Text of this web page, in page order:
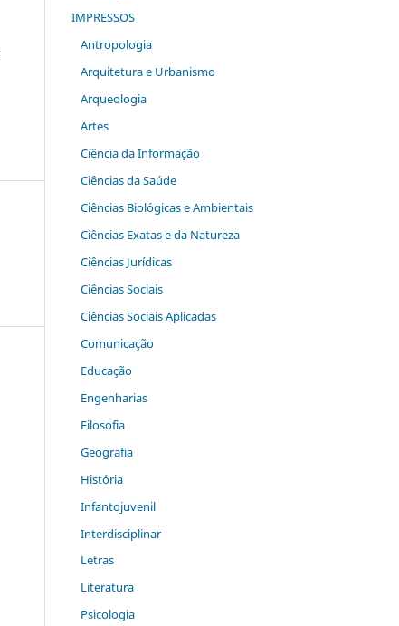
IMPRESSOS
Antropologia
Arquitetura e Urbanismo
Arqueologia
Artes
Ciência da Informação
Ciências da Saúde
Ciências Biológicas e Ambientais
Ciências Exatas e da Natureza
Ciências Jurídicas
Ciências Sociais
Ciências Sociais Aplicadas
Comunicação
Educação
Engenharias
Filosofia
Geografia
História
Infantojuvenil
Interdisciplinar
Letras
Literatura
Psicologia